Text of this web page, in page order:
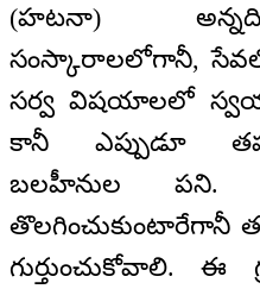
(హటనా) అన్నది
సంస్కారాలలోగానీ,
సర్వ విషయాలలో
కానీ ఎప్పుడూ
బలహీనుల పని.
తొలగించుకుంటారేగానీ
గుర్తుంచుకోవాలి. ఈ